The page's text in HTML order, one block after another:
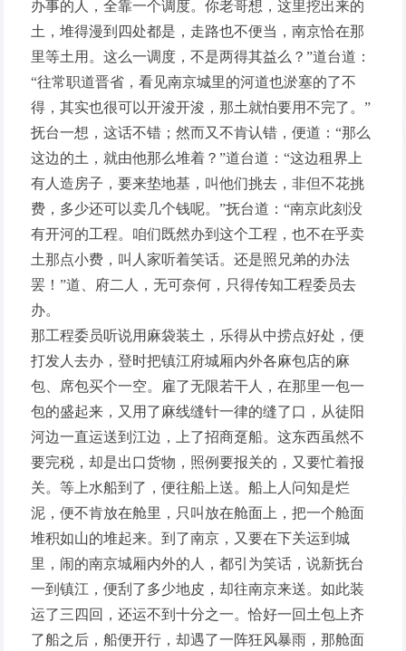
办事的人，全靠一个调度。你老哥想，这里挖出来的
土，堆得漫到四处都是，走路也不便当，南京恰在那
里等土用。这么一调度，不是两得其益么？”道台道：
“往常职道晋省，看见南京城里的河道也淤塞的了不
得，其实也很可以开浚开浚，那土就怕要用不完了。”
抚台一想，这话不错；然而又不肯认错，便道：“那么
这边的土，就由他那么堆着？”道台道：“这边租界上
有人造房子，要来垫地基，叫他们挑去，非但不花挑
费，多少还可以卖几个钱呢。”抚台道：“南京此刻没
有开河的工程。咱们既然办到这个工程，也不在乎卖
土那点小费，叫人家听着笑话。还是照兄弟的办法
罢！”道、府二人，无可奈何，只得传知工程委员去
办。
那工程委员听说用麻袋装土，乐得从中捞点好处，便
打发人去办，登时把镇江府城厢内外各麻包店的麻
包、席包买个一空。雇了无限若干人，在那里一包一
包的盛起来，又用了麻线缝针一律的缝了口，从徒阳
河边一直运送到江边，上了招商趸船。这东西虽然不
要完税，却是出口货物，照例要报关的，又要忙着报
关。等上水船到了，便往船上送。船上人问知是烂
泥，便不肯放在舱里，只叫放在舱面上，把一个舱面
堆积如山的堆起来。到了南京，又要在下关运到城
里，闹的南京城厢内外的人，都引为笑话，说新抚台
一到镇江，便刮了多少地皮，却往南京来送。如此装
运了三四回，还运不到十分之一。恰好一回土包上齐
了船之后，船便开行，却遇了一阵狂风暴雨，那舱面